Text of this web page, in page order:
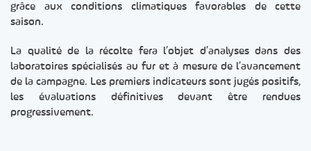
grâce aux conditions climatiques favorables de cette
saison.
La qualité de la récolte fera l’objet d’analyses dans des
laboratoires spécialisés au fur et à mesure de l’avancement
de la campagne. Les premiers indicateurs sont jugés positifs,
les évaluations définitives devant être rendues
progressivement.